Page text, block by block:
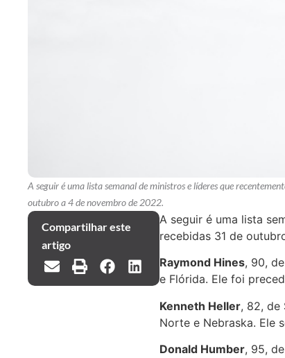
A seguir é uma lista semanal de ministros e líderes que
outubro a 4 de novembro de 2022.
Compartilhar este
artigo
A seguir é uma lista
recebidas 31 de
Raymond Hines, 90,
e Flórida. Ele foi
Kenneth Heller, 82, de
Norte e Nebraska. Ele
Donald Humber, 95,